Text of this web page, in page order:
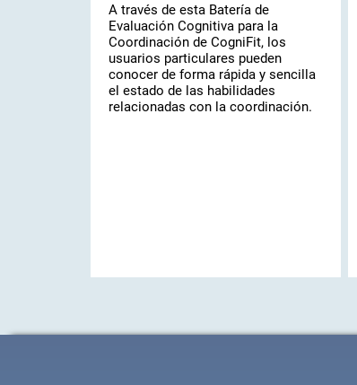
A través de esta Batería de
Evaluación Cognitiva para la
Coordinación de CogniFit, los
usuarios particulares pueden
conocer de forma rápida y sencilla
el estado de las habilidades
relacionadas con la coordinación.